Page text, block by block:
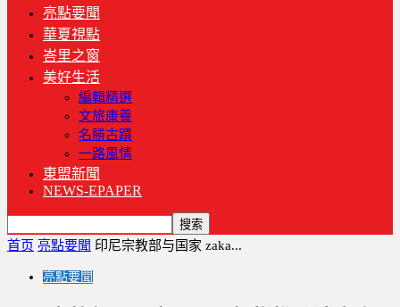
亮點要聞
華夏視點
峇里之窗
美好生活
編輯精選
文旅康養
名勝古蹟
一路風情
東盟新聞
NEWS-EPAPER
首页 亮點要聞 印尼宗教部与国家 zaka...
亮點要聞